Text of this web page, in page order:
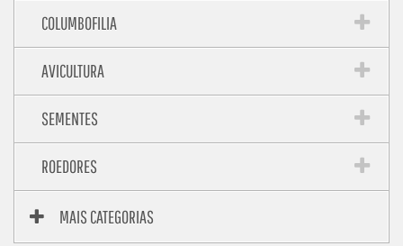
COLUMBOFILIA
AVICULTURA
SEMENTES
ROEDORES
MAIS CATEGORIAS